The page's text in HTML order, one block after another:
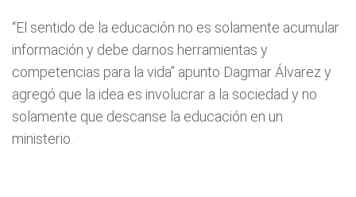
“El sentido de la educación no es solamente acumular
información y debe darnos herramientas y
competencias para la vida” apunto Dagmar Álvarez y
agregó que la idea es involucrar a la sociedad y no
solamente que descanse la educación en un
ministerio.